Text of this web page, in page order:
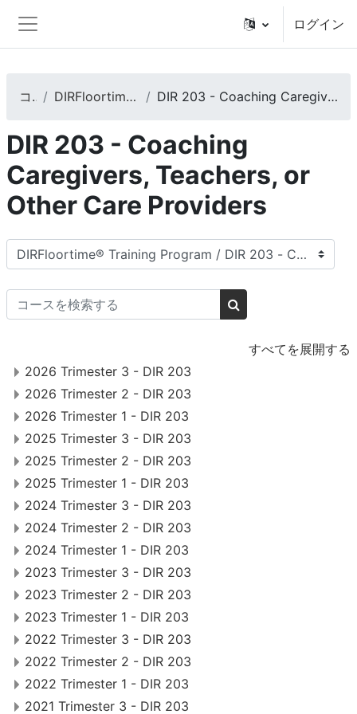
サイドパネル
ログイン
コース DIRFloortime® Training Program DIR 203 - Coaching Caregivers, Teachers, or Other Care Providers
DIR 203 - Coaching
Caregivers, Teachers, or
Other Care Providers
コースカテゴリ
コースを検索する
コースを検索する
すべてを展開する
2026 Trimester 3 - DIR 203
2026 Trimester 2 - DIR 203
2026 Trimester 1 - DIR 203
2025 Trimester 3 - DIR 203
2025 Trimester 2 - DIR 203
2025 Trimester 1 - DIR 203
2024 Trimester 3 - DIR 203
2024 Trimester 2 - DIR 203
2024 Trimester 1 - DIR 203
2023 Trimester 3 - DIR 203
2023 Trimester 2 - DIR 203
2023 Trimester 1 - DIR 203
2022 Trimester 3 - DIR 203
2022 Trimester 2 - DIR 203
2022 Trimester 1 - DIR 203
2021 Trimester 3 - DIR 203